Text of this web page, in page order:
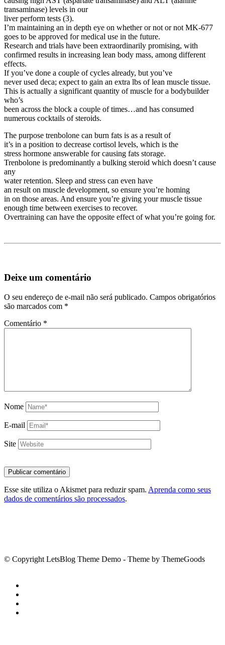
transaminase) levels in our
liver perform tests (3).
I’m maintaining an in depth eye on whether or not or not MK-677
goes to be approved for medical use in the future.
Research and trials have been extraordinarily promising, with
confirmed results in increasing lean body mass, among different
effects.
If you’ve done a couple of cycles already, but you’ve
never used deca; expect to gain an extra lbs of lean muscle tissue.
This is actually a significant quantity of muscle for a bodybuilder
who’s
been across the block a couple of times…and has consumed
numerous cocktails of steroids.
The purpose trenbolone can burn fats is as a result of
it’s in a position to decrease cortisol levels, which is the
stress hormone answerable for causing fats storage.
Trenbolone is predominantly a bulking steroid which doesn’t cause
any
water retention. Sleep and stress can even have
an result on muscle development, so ensure you’re homing
in on those areas. And ensure you’re giving your muscle tissue
enough time between exercises to recover.
Overtraining can have the opposite effect of what you’re going for.
Deixe um comentário
O seu endereço de e-mail não será publicado. Campos obrigatórios
são marcados com *
Comentário *
Nome
E-mail
Site
Esse site utiliza o Akismet para reduzir spam. Aprenda como seus
dados de comentários são processados.
© Copyright LetsBlog Theme Demo - Theme by ThemeGoods